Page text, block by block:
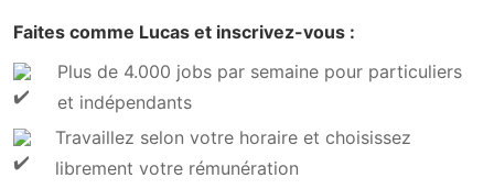
Faites comme Lucas et inscrivez-vous :
Plus de 4.000 jobs par semaine pour particuliers
et indépendants
Travaillez selon votre horaire et choisissez
librement votre rémunération